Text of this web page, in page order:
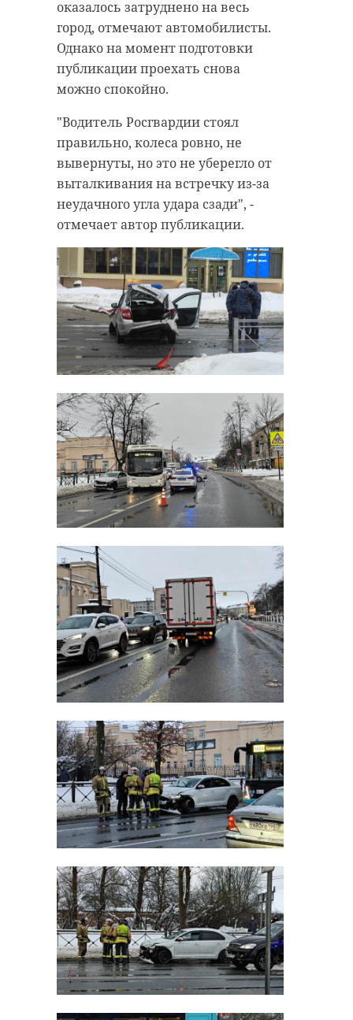
оказалось затруднено на весь
город, отмечают автомобилисты.
Однако на момент подготовки
публикации проехать снова
можно спокойно.
"Водитель Росгвардии стоял
правильно, колеса ровно, не
вывернуты, но это не уберегло от
выталкивания на встречку из-за
неудачного угла удара сзади", -
отмечает автор публикации.